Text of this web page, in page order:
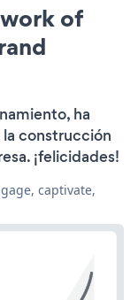
of
ha
construcción
¡felicidades!
captivate,